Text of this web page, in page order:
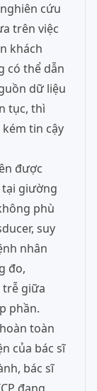
cứu
trên việc
khách
có thể dẫn
dữ liệu
tục, thì
tin cậy
được
tại giường
phù
suy
nhân
đo,
trễ giữa
phần.
toàn
của bác sĩ
bác sĩ